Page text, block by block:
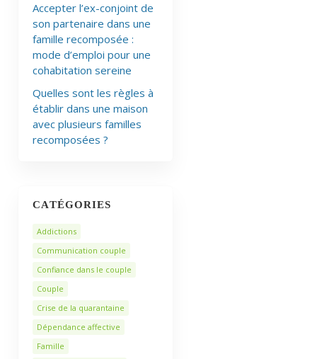
Accepter l’ex-conjoint de
son partenaire dans une
famille recomposée :
mode d’emploi pour une
cohabitation sereine
Quelles sont les règles à
établir dans une maison
avec plusieurs familles
recomposées ?
CATÉGORIES
Addictions
Communication couple
Confiance dans le couple
Couple
Crise de la quarantaine
Dépendance affective
Famille